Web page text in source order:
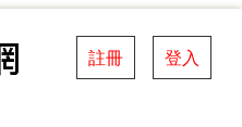
註冊 登入